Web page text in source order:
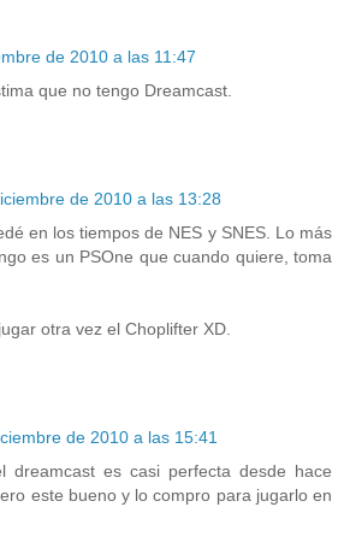
de 2010 a las 11:47
que no tengo Dreamcast.
de 2010 a las 13:28
en los tiempos de NES y SNES. Lo más
es un PSOne que cuando quiere, toma
otra vez el Choplifter XD.
de 2010 a las 15:41
dreamcast es casi perfecta desde hace
este bueno y lo compro para jugarlo en